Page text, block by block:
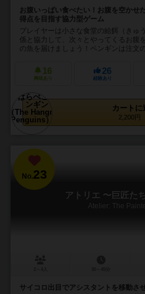
お腹いっぱい食べたい！お腹を空かせ
得点を目指す協力型ゲーム
プレイヤーは小さな食堂の給餌（きゅ
係と協力して、次々とやってくるお腹
の魚を届けましょう！ペンギンは注文
16
興味あり
26
経験あり
カートに
2,200円
No.23
アトリエ 〜巨匠た
Atelier: The
サイコロ出目でアシスタントを移動さ